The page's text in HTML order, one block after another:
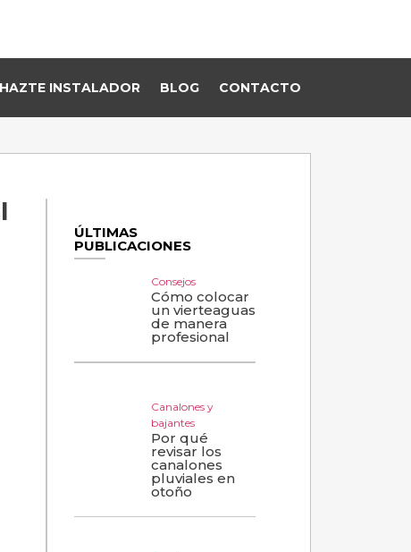
HAZTE INSTALADOR BLOG CONTACTO
ÚLTIMAS
PUBLICACIONES
Consejos
Cómo colocar
un vierteaguas
de manera
profesional
Canalones y
bajantes
Por qué
revisar los
canalones
pluviales en
otoño